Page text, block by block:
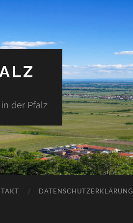
der Pfalz
DATENSCHUTZERKLÄRUNG